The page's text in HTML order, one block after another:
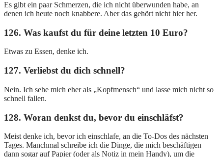
Es gibt ein paar Schmerzen, die ich nicht überwunden habe, an
denen ich heute noch knabbere. Aber das gehört nicht hier her.
126. Was kaufst du für deine letzten 10 Euro?
Etwas zu Essen, denke ich.
127. Verliebst du dich schnell?
Nein. Ich sehe mich eher als „Kopfmensch“ und lasse mich nicht so
schnell fallen.
128. Woran denkst du, bevor du einschläfst?
Meist denke ich, bevor ich einschlafe, an die To-Dos des nächsten
Tages. Manchmal schreibe ich die Dinge, die mich beschäftigen
dann sogar auf Papier (oder als Notiz in mein Handy), um die